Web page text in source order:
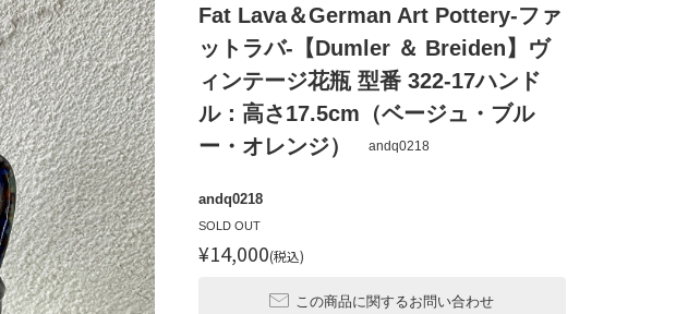
Fat Lava＆German Art Pottery-ファ
ットラバ-【Dumler ＆ Breiden】ヴ
ィンテージ花瓶 型番 322-17ハンド
ル：高さ17.5cm（ベージュ・ブル
ー・オレンジ）
andq0218
andq0218
SOLD OUT
¥14,000(税込)
この商品に関するお問い合わせ